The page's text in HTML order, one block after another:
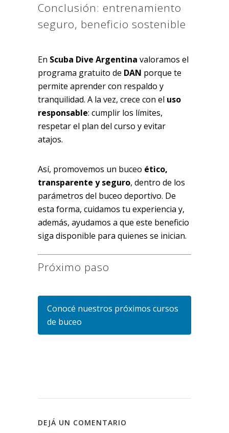
Conclusión: entrenamiento
seguro, beneficio sostenible
En Scuba Dive Argentina valoramos el
programa gratuito de DAN porque te
permite aprender con respaldo y
tranquilidad. A la vez, crece con el uso
responsable: cumplir los límites,
respetar el plan del curso y evitar
atajos.
Así, promovemos un buceo ético,
transparente y seguro, dentro de los
parámetros del buceo deportivo. De
esta forma, cuidamos tu experiencia y,
además, ayudamos a que este beneficio
siga disponible para quienes se inician.
Próximo paso
Conocé nuestros próximos cursos
de buceo
DEJÁ UN COMENTARIO